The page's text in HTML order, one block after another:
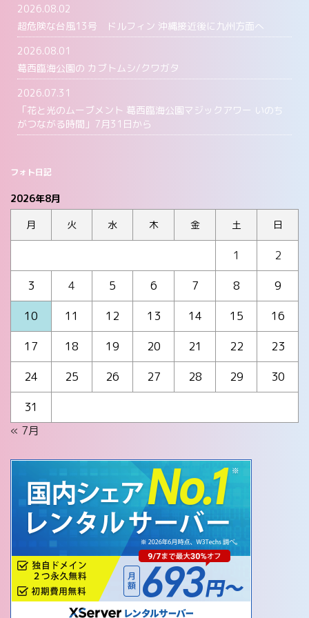
2026.08.02
超危険な台風13号 ドルフィン 沖縄接近後に九州方面へ
2026.08.01
葛西臨海公園の カブトムシ/クワガタ
2026.07.31
「花と光のムーブメント 葛西臨海公園マジックアワー いのち
がつながる時間」7月31日から
フォト日記
2026年8月
月
火 水 木 金 土 日
1
2
3
4 5 6 7 8
9
10
11 12 13 14 15
16
17
18 19 20 21 22
23
24
25 26 27 28 29
30
31
« 7月